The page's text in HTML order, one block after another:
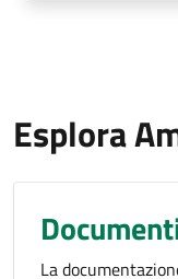
Esplora
La